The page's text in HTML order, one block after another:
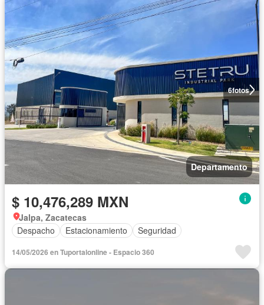
6fotos
Departamento
$ 10,476,289 MXN
Jalpa, Zacatecas
Despacho
Estacionamiento Seguridad
14/05/2026 en Tuportalonline - Espacio 360